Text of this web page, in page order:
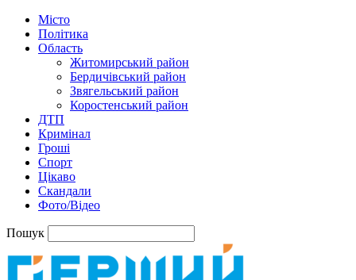
Місто
Політика
Область
Житомирський район
Бердичівський район
Звягельський район
Коростенський район
ДТП
Кримінал
Гроші
Спорт
Цікаво
Скандали
Фото/Відео
Пошук